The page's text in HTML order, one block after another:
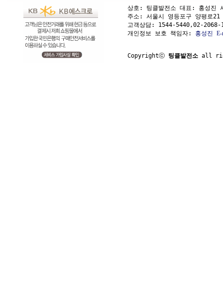
상호: 팅클발전소 대표: 홍성
주소: 서울시 영등포구 양평
고객상담: 1544-5440,02-
개인정보 보호 책임자: 홍성진
Copyrightⓒ 팅클발전소 all